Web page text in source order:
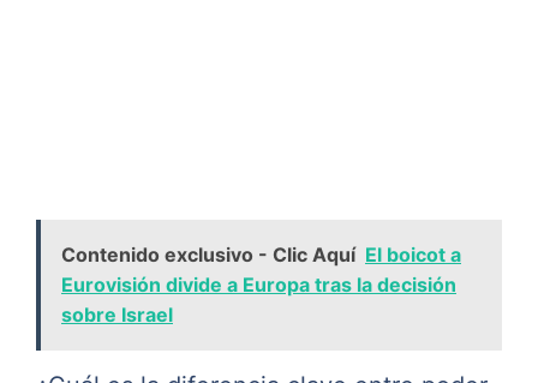
Contenido exclusivo - Clic Aquí El boicot a
Eurovisión divide a Europa tras la decisión
sobre Israel